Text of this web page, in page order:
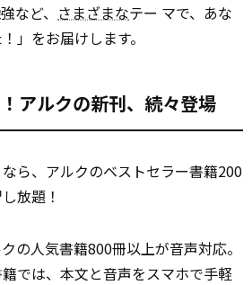
など、 さまざまなテー マで、あな
」をお届けします。
アルクの新刊、続々登場
ら、アルクのベストセラー書籍200
放題！
の人気書籍800冊以上が音声対応。
籍では、本文と音声をスマホで手軽